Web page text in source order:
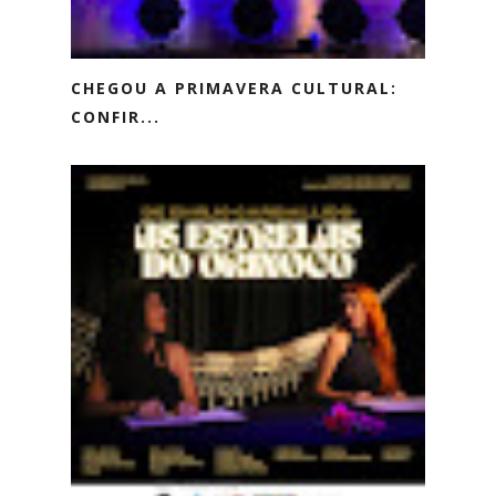
CHEGOU A PRIMAVERA CULTURAL:
CONFIR...